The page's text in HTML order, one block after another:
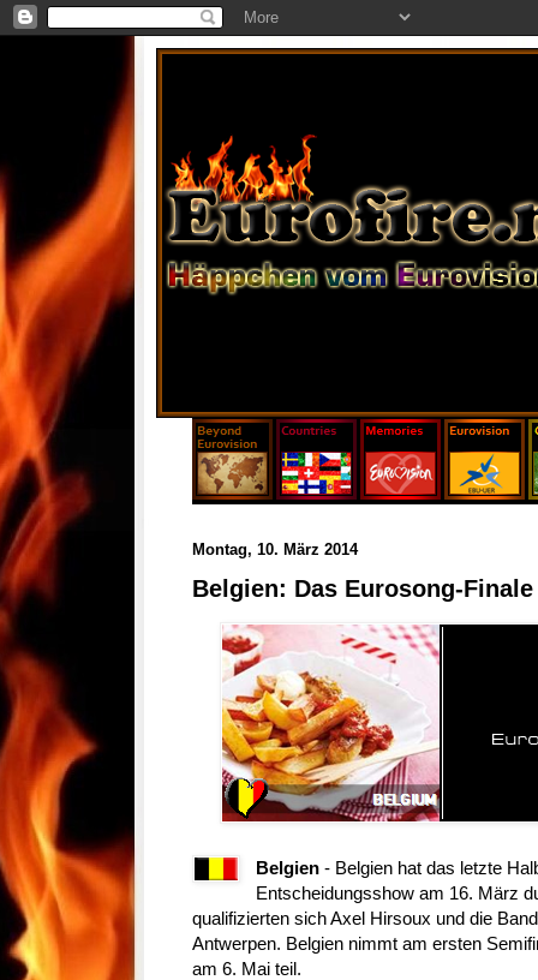
Montag, 10. März 2014
Belgien: Das Eurosong-
Belgien - Belgien hat das letzte
Entscheidungsshow am 16. März
qualifizierten sich Axel Hirsoux und die
Antwerpen. Belgien nimmt am ersten
am 6. Mai teil.